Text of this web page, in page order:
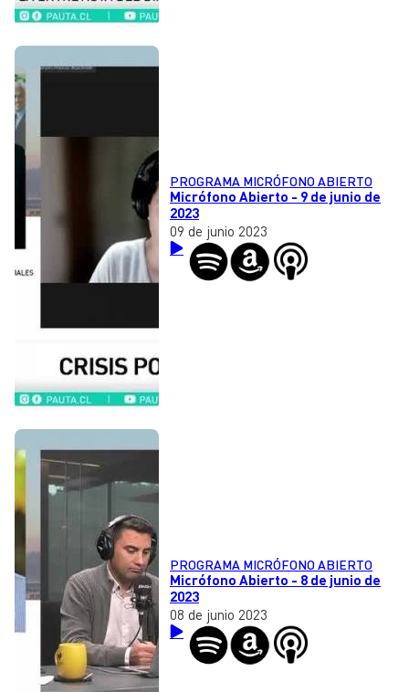
PROGRAMA MICRÓFONO ABIERTO
Micrófono Abierto - 9 de junio de
2023
09 de junio 2023
PROGRAMA MICRÓFONO ABIERTO
Micrófono Abierto - 8 de junio de
2023
08 de junio 2023